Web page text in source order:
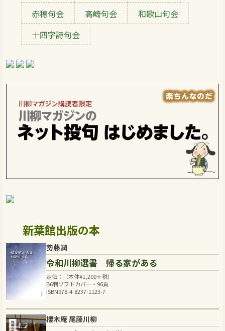
赤穂句会
高崎句会
和歌山句会
十四字詩句会
新葉館出版の本
勢藤潤
令和川柳選書 帰る家がある
定価：（本体¥1,200＋税）
B6判ソフトカバー・96頁
ISBN978-4-8237-1123-7
櫻木庵 尾藤川柳